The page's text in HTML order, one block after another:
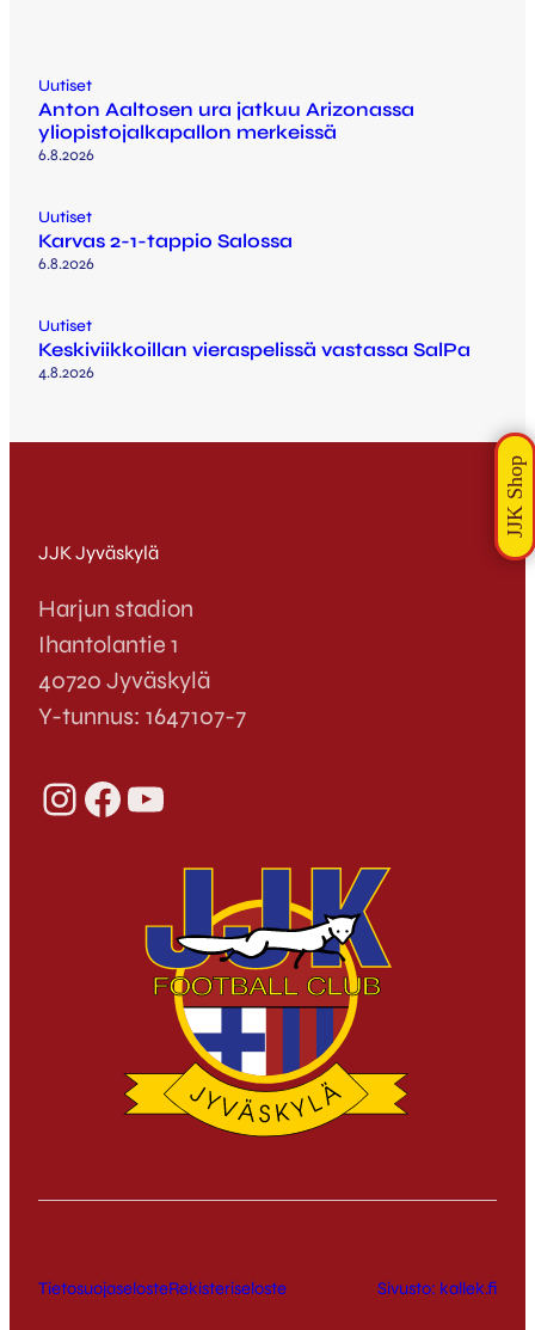
Uutiset
Anton Aaltosen ura jatkuu Arizonassa
yliopistojalkapallon merkeissä
6.8.2026
Uutiset
Karvas 2-1-tappio Salossa
6.8.2026
Uutiset
Keskiviikkoillan vieraspelissä vastassa SalPa
4.8.2026
JJK Jyväskylä
Harjun stadion
Ihantolantie 1
40720 Jyväskylä
Y-tunnus: 1647107-7
InstagramFacebook YouTube
TietosuojaselosteRekisteriseloste Sivusto: kallek.fi